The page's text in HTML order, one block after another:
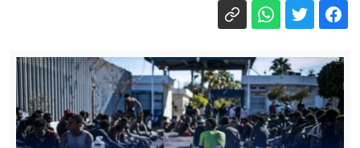
موشيه فيغلين: إما التهجير أو الموت عطشا
في أوكرانيا... رجال عصابات كولومبيون
يسعون لاكتساب خبرات المسيرات
هل تراجع ترامب عن ضرب إيران لنقص
الذخيرة وصواريخ ثاد؟